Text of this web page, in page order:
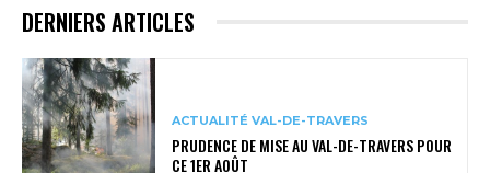
DERNIERS ARTICLES
ACTUALITÉ VAL-DE-TRAVERS
PRUDENCE DE MISE AU VAL-DE-TRAVERS POUR
CE 1ER AOÛT